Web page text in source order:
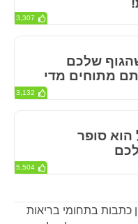
כתבות בתחומי בריאות
3,307
שהגוף שלכם
מתוחים מדי
3,132
הוא סופר
5,504